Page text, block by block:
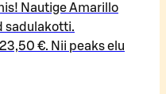
Nautige Amarillo
sadulakotti.
€. Nii peaks elu